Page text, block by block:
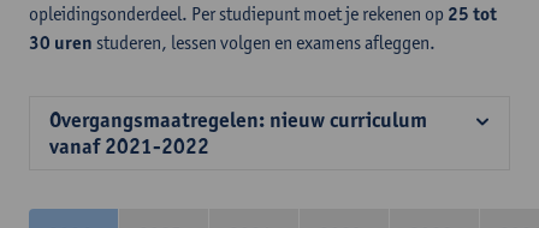
opleidingsonderdeel. Per studiepunt moet je rekenen op 25 tot
30 uren studeren, lessen volgen en examens afleggen.
Overgangsmaatregelen: nieuw curriculum
vanaf 2021-2022